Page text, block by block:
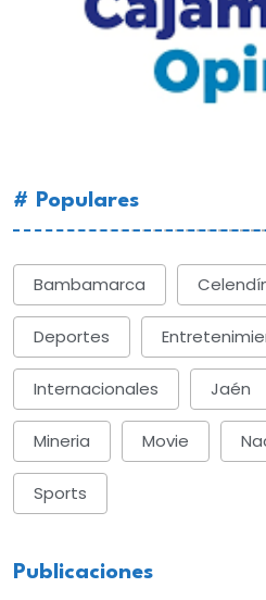
# Populares
Bambamarca
Deportes
Internacionales Jaén
Mineria Movie
Sports
Publicaciones